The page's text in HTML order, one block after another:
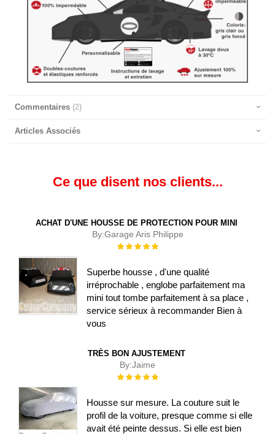
Commentaires 2
Articles Associés
Ce que disent nos clients...
ACHAT D'UNE HOUSSE DE PROTECTION POUR MINI
By:Garage Aris Philippe
Évaluation :
Superbe housse , d'une qualité
irréprochable , englobe parfaitement ma
mini tout tombe parfaitement à sa place ,
service sérieux à recommander Bien à
vous
TRÈS BON AJUSTEMENT
By:Jaime
Évaluation :
Housse sur mesure. La couture suit le
profil de la voiture, presque comme si elle
avait été peinte dessus. Si elle est bien